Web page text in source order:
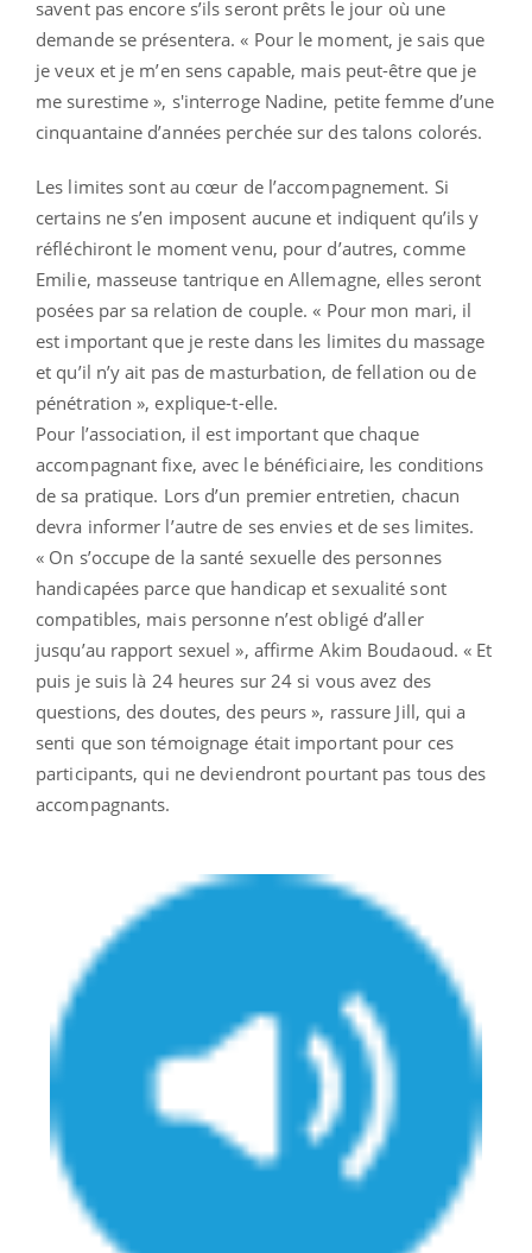
savent pas encore s’ils seront prêts le jour où une
demande se présentera. « Pour le moment, je sais que
je veux et je m’en sens capable, mais peut-être que je
me surestime », s'interroge Nadine, petite femme d’une
cinquantaine d’années perchée sur des talons colorés.
Les limites sont au cœur de l’accompagnement. Si
certains ne s’en imposent aucune et indiquent qu’ils y
réfléchiront le moment venu, pour d’autres, comme
Emilie, masseuse tantrique en Allemagne, elles seront
posées par sa relation de couple. « Pour mon mari, il
est important que je reste dans les limites du massage
et qu’il n’y ait pas de masturbation, de fellation ou de
pénétration », explique-t-elle.
Pour l’association, il est important que chaque
accompagnant fixe, avec le bénéficiaire, les conditions
de sa pratique. Lors d’un premier entretien, chacun
devra informer l’autre de ses envies et de ses limites.
« On s’occupe de la santé sexuelle des personnes
handicapées parce que handicap et sexualité sont
compatibles, mais personne n’est obligé d’aller
jusqu’au rapport sexuel », affirme Akim Boudaoud. « Et
puis je suis là 24 heures sur 24 si vous avez des
questions, des doutes, des peurs », rassure Jill, qui a
senti que son témoignage était important pour ces
participants, qui ne deviendront pourtant pas tous des
accompagnants.